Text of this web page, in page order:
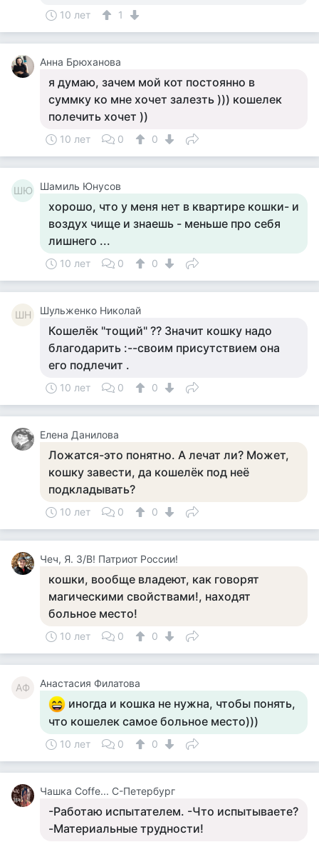
10 лет 1
Анна Брюханова
я думаю, зачем мой кот постоянно в
суммку ко мне хочет залезть ))) кошелек
полечить хочет ))
10 лет 0 0
ШЮ Шамиль Юнусов
хорошо, что у меня нет в квартире кошки- и
воздух чище и знаешь - меньше про себя
лишнего ...
10 лет 0 0
ШН Шульженко Николай
Кошелёк "тощий" ?? Значит кошку надо
благодарить :--своим присутствием она
его подлечит .
10 лет 0 0
Елена Данилова
Ложатся-это понятно. А лечат ли? Может,
кошку завести, да кошелёк под неё
подкладывать?
10 лет 0 0
Чеч, Я. З/В! Патриот России!
кошки, вообще владеют, как говорят
магическими свойствами!, находят
больное место!
10 лет 0 0
АФ Анастасия Филатова
иногда и кошка не нужна, чтобы понять,
что кошелек самое больное место)))
10 лет 0 0
Чашка Cоffe... С-Петербург
-Работаю испытателем. -Что испытываете?
-Материальные трудности!